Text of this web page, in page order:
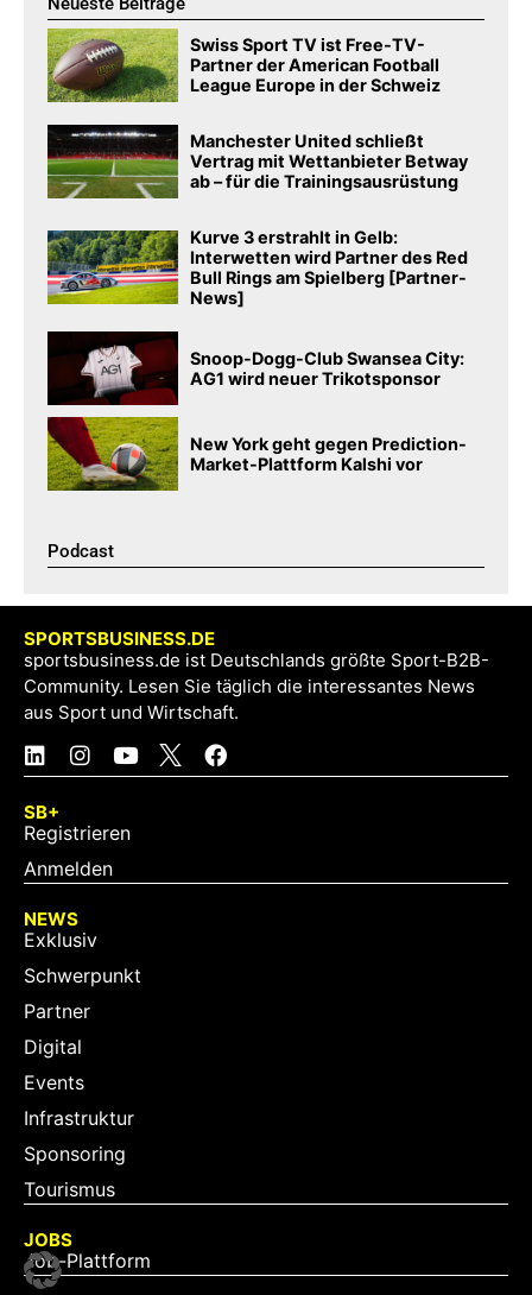
Swiss Sport TV ist Free-TV-
Partner der American Football
League Europe in der Schweiz
Manchester United schließt
Vertrag mit Wettanbieter Betway
ab – für die Trainingsausrüstung
Kurve 3 erstrahlt in Gelb:
Interwetten wird Partner des Red
Bull Rings am Spielberg [Partner-
News]
Snoop-Dogg-Club Swansea City:
AG1 wird neuer Trikotsponsor
New York geht gegen Prediction-
Market-Plattform Kalshi vor
Podcast​
SPORTSBUSINESS.DE
sportsbusiness.de ist Deutschlands größte Sport-B2B-
Community. Lesen Sie täglich die interessantes News
aus Sport und Wirtschaft.
SB+
Registrieren
Anmelden
NEWS
Exklusiv
Schwerpunkt
Partner
Digital
Events
Infrastruktur
Sponsoring
Tourismus
JOBS
Job-Plattform